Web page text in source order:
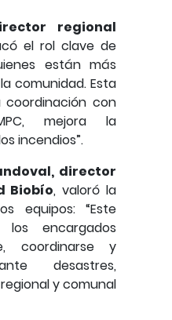
regional
el rol clave de
están más
comunidad. Esta
con
mejora la
incendios”.
director
Biobío, valoró la
equipos: “Este
encargados
coordinarse y
desastres,
y comunal